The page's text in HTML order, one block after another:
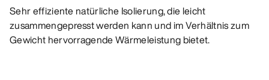
Sehr effiziente natürliche Isolierung, die leicht
zusammengepresst werden kann und im Verhältnis zum
Gewicht hervorragende Wärmeleistung bietet.